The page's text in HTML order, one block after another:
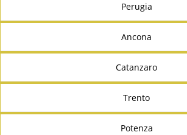
Perugia
Ancona
Catanzaro
Trento
Potenza